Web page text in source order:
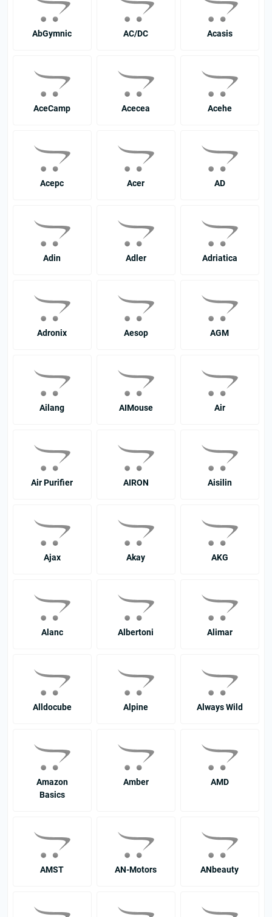
AbGymnic AC/DC Acasis
AceCamp Aceceа Acehe
Acepc Acer AD
Adin Adler Adriatica
Adronix Aesop AGM
Ailang AIMouse Air
Air Purifier AIRON Aisilin
Ajax Akay AKG
Alanc Albertoni Alimar
Alldocube Alpine Always Wild
Amazon
Basics
Amber AMD
AMST AN-Motors ANbeauty